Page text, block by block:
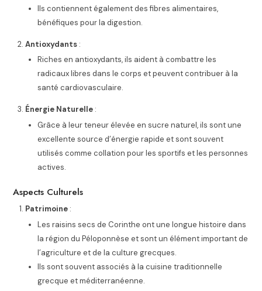
Ils contiennent également des fibres alimentaires,
bénéfiques pour la digestion.
Antioxydants :
Riches en antioxydants, ils aident à combattre les
radicaux libres dans le corps et peuvent contribuer à la
santé cardiovasculaire.
Énergie Naturelle :
Grâce à leur teneur élevée en sucre naturel, ils sont une
excellente source d’énergie rapide et sont souvent
utilisés comme collation pour les sportifs et les personnes
actives.
Aspects Culturels
Patrimoine :
Les raisins secs de Corinthe ont une longue histoire dans
la région du Péloponnèse et sont un élément important de
l’agriculture et de la culture grecques.
Ils sont souvent associés à la cuisine traditionnelle
grecque et méditerranéenne.